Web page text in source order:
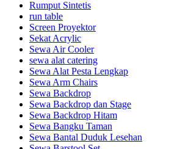
Rumput Sintetis
run table
Screen Proyektor
Sekat Acrylic
Sewa Air Cooler
sewa alat catering
Sewa Alat Pesta Lengkap
Sewa Arm Chairs
Sewa Backdrop
Sewa Backdrop dan Stage
Sewa Backdrop Hitam
Sewa Bangku Taman
Sewa Bantal Duduk Lesehan